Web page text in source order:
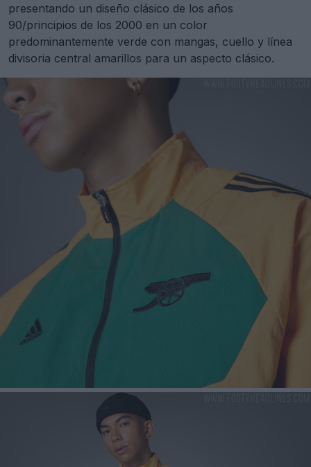
presentando un diseño clásico de los años
90/principios de los 2000 en un color
predominantemente verde con mangas, cuello y línea
divisoria central amarillos para un aspecto clásico.